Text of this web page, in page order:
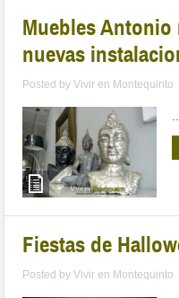
Muebles
nuevas
Posted byVivir en Montequinto
Fiestas de
Posted byVivir en Montequinto